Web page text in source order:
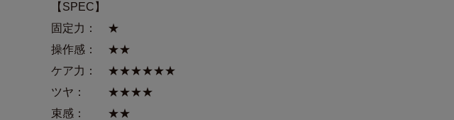
【SPEC】
固定力： ★
操作感： ★★
ケア力： ★★★★★★
ツヤ： ★★★★
束感： ★★